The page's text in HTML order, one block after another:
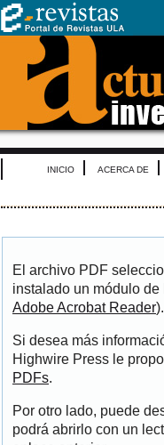
INICIO ACERCA DE
El archivo PDF
instalado un módulo
Adobe Acrobat Reader).
Si desea más
Highwire Press le
PDFs.
Por otro lado, puede
podrá abrirlo con un